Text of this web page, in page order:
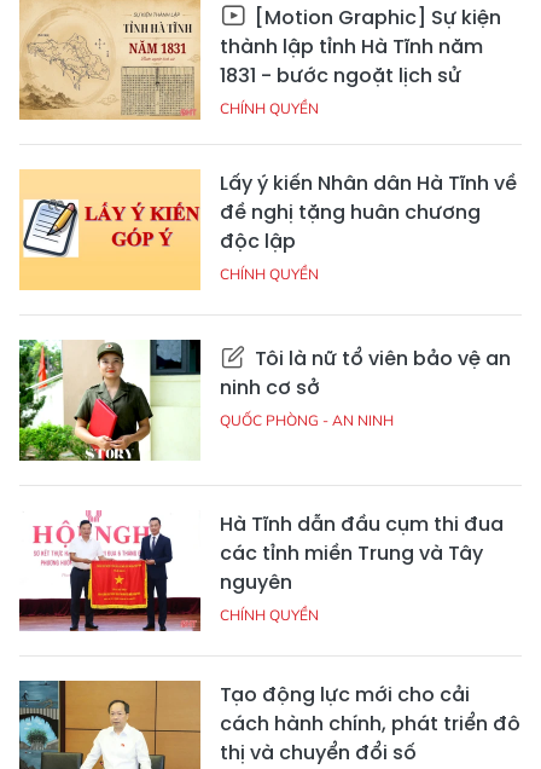
[Motion Graphic] Sự kiện
thành lập tỉnh Hà Tĩnh năm
1831 - bước ngoặt lịch sử
CHÍNH QUYỀN
Lấy ý kiến Nhân dân Hà Tĩnh về
đề nghị tặng huân chương
độc lập
CHÍNH QUYỀN
Tôi là nữ tổ viên bảo vệ an
ninh cơ sở
QUỐC PHÒNG - AN NINH
Hà Tĩnh dẫn đầu cụm thi đua
các tỉnh miền Trung và Tây
nguyên
CHÍNH QUYỀN
Tạo động lực mới cho cải
cách hành chính, phát triển đô
thị và chuyển đổi số